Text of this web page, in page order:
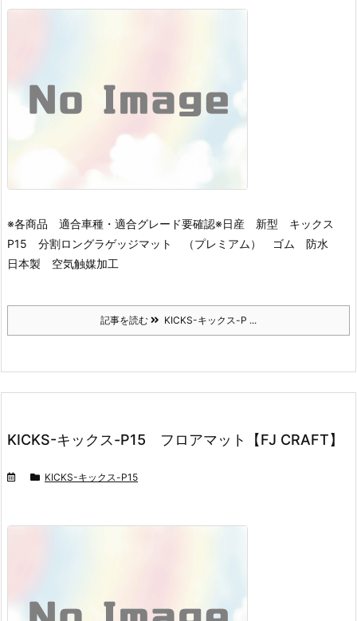
※各商品 適合車種・適合グレード要確認※日産 新型 キックス
P15 分割ロングラゲッジマット （プレミアム） ゴム 防水
日本製 空気触媒加工
記事を読む KICKS-キックス-P ...
KICKS-キックス-P15 フロアマット【FJ CRAFT】
KICKS-キックス-P15